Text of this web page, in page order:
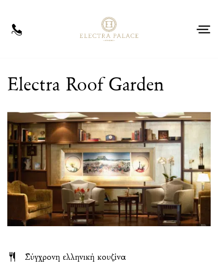
Electra Roof Garden
Σύγχρονη ελληνική κουζίνα